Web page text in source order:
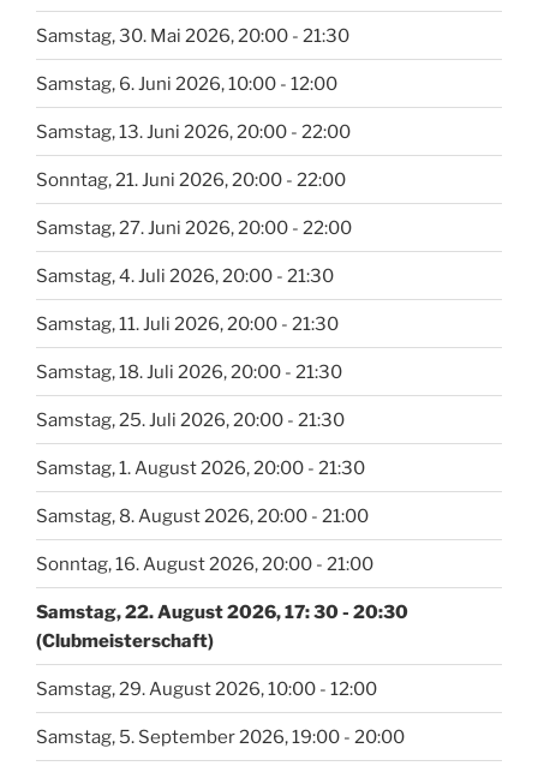
Samstag, 30. Mai 2026, 20:00 - 21:30
Samstag, 6. Juni 2026, 10:00 - 12:00
Samstag, 13. Juni 2026, 20:00 - 22:00
Sonntag, 21. Juni 2026, 20:00 - 22:00
Samstag, 27. Juni 2026, 20:00 - 22:00
Samstag, 4. Juli 2026, 20:00 - 21:30
Samstag, 11. Juli 2026, 20:00 - 21:30
Samstag, 18. Juli 2026, 20:00 - 21:30
Samstag, 25. Juli 2026, 20:00 - 21:30
Samstag, 1. August 2026, 20:00 - 21:30
Samstag, 8. August 2026, 20:00 - 21:00
Sonntag, 16. August 2026, 20:00 - 21:00
Samstag, 22. August 2026, 17: 30 - 20:30
(Clubmeisterschaft)
Samstag, 29. August 2026, 10:00 - 12:00
Samstag, 5. September 2026, 19:00 - 20:00